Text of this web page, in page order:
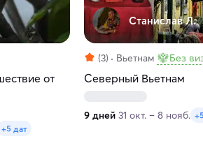
от
+5 дат
Станислав Л.
(3) Вьетнам Без
Северный Вьетнам
9 дней 31 окт. – 8 нояб.